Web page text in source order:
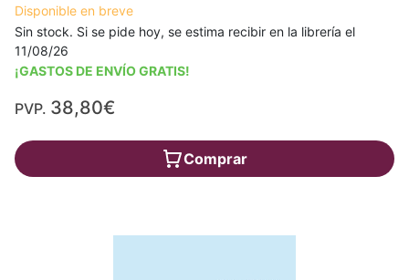
Disponible en breve
Sin stock. Si se pide hoy, se estima recibir en la librería el
11/08/26
¡GASTOS DE ENVÍO GRATIS!
PVP. 38,80€
Comprar